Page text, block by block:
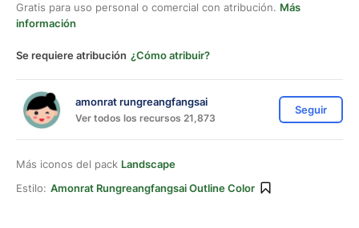
Gratis para uso personal o comercial con atribución. Más
información
Se requiere atribución ¿Cómo atribuir?
amonrat rungreangfangsai
Ver todos los recursos 21,873
Seguir
Más iconos del pack Landscape
Estilo: Amonrat Rungreangfangsai Outline Color